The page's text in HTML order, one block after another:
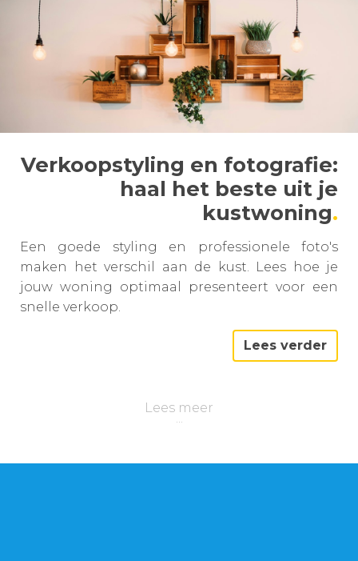
Verkoopstyling en fotografie:
haal het beste uit je
kustwoning
Een goede styling en professionele foto's
maken het verschil aan de kust. Lees hoe je
jouw woning optimaal presenteert voor een
snelle verkoop.
Lees verder
Lees meer